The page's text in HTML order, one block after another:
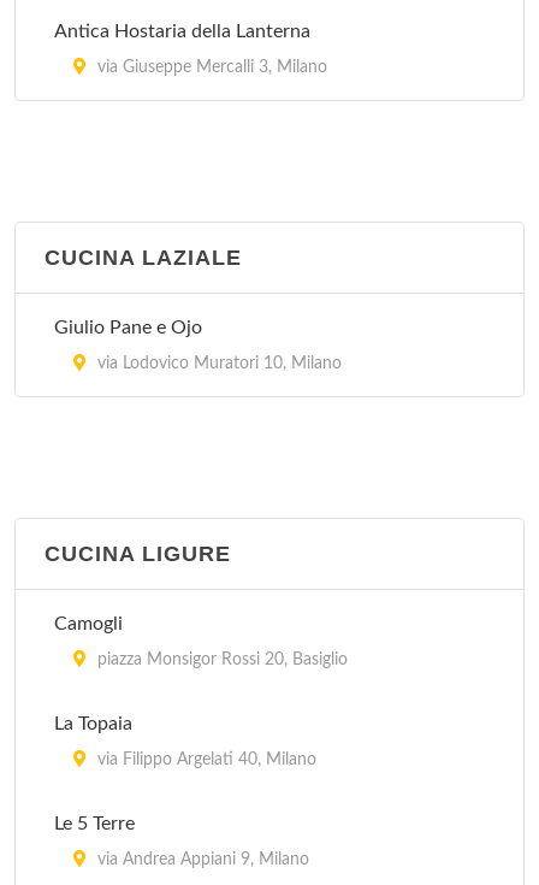
Antica Hostaria della Lanterna
via Giuseppe Mercalli 3, Milano
CUCINA LAZIALE
Giulio Pane e Ojo
via Lodovico Muratori 10, Milano
CUCINA LIGURE
Camogli
piazza Monsigor Rossi 20, Basiglio
La Topaia
via Filippo Argelati 40, Milano
Le 5 Terre
via Andrea Appiani 9, Milano